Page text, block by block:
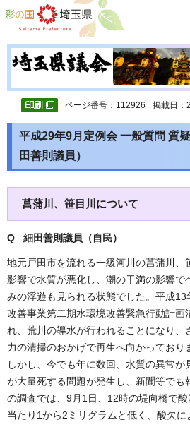
彩の国 埼玉県
ページ番号：112926 掲載日：
平成29年9月定例会 一般質問 質
田善則議員）
菖蒲川、笹目川について
Q 細田善則議員（自民）
地元戸田市を流れる一級河川の菖蒲川、
影響で水質が悪化し、潮の干満の影響で
みの浮遊も見られる状態でした。平成
改善事業第二期水環境改善緊急行動計画
れ、荒川の導水が行われることになり、
力の清掃のおかげで再生へ向かっており
しかし、今でも年に数回、水質の異常が
が大量死する問題が発生し、新聞等でも
の調査では、9月1日、12時の堤向橋で
当たり1から2ミリグラムと低く、酸欠に